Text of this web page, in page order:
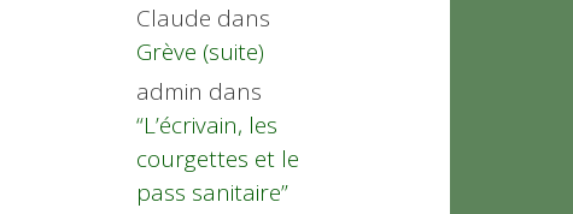
Claude dans
Grève (suite)
admin dans
“L’écrivain, les
courgettes et le
pass sanitaire”